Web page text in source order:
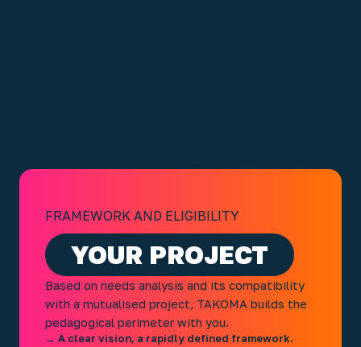
FRAMEWORK AND ELIGIBILITY
YOUR PROJECT
Based on needs analysis and its compatibility
with a mutualised project, TAKOMA builds the
pedagogical perimeter with you.
→ A clear vision, a rapidly defined framework.